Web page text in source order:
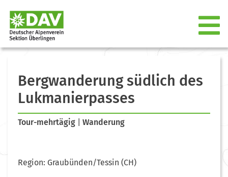
Bergwanderung südlich des
Lukmanierpasses
Tour-mehrtägig Wanderung
Region: Graubünden/Tessin (CH)